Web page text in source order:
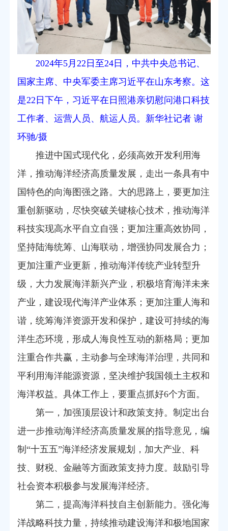
2024年5月22日至24日，中共中央总书记、
国家主席、中央军委主席习近平在山东考察。这
是22日下午，习近平在日照港亲切慰问港口科技
工作者、运营人员、航运人员。新华社记者 谢
环驰/摄
推进中国式现代化，必须高效开发利用海
洋，推动海洋经济高质量发展，走出一条具有中
国特色的向海图强之路。大的思路上，要更加注
重创新驱动，尽快突破关键核心技术，推动海洋
科技实现高水平自立自强；更加注重高效协同，
坚持陆海统筹、山海联动，增强协同发展合力；
更加注重产业更新，推动海洋传统产业转型升
级，大力发展海洋新兴产业，积极培育海洋未来
产业，建设现代海洋产业体系；更加注重人海和
谐，统筹海洋资源开发和保护，建设可持续的海
洋生态环境，形成人海良性互动的新格局；更加
注重合作共赢，主动参与全球海洋治理，共同和
平利用海洋能源资源，坚决维护我国领土主权和
海洋权益。具体工作上，要重点抓好6个方面。
第一，加强顶层设计和政策支持。制定出台
进一步推动海洋经济高质量发展的指导意见，编
制“十五五”海洋经济发展规划，加大产业、科
技、财税、金融等方面政策支持力度。鼓励引导
社会资本积极参与发展海洋经济。
第二，提高海洋科技自主创新能力。强化海
洋战略科技力量，持续推动建设海洋和极地国家